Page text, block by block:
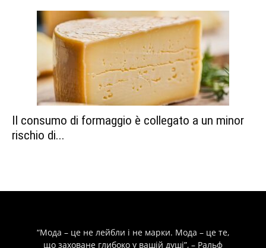
Il consumo di formaggio è collegato a un minor
rischio di...
“Мода – це не лейбли і не марки. Мода – це те,
що заховане глибоко у вашій душі”, – Ральф